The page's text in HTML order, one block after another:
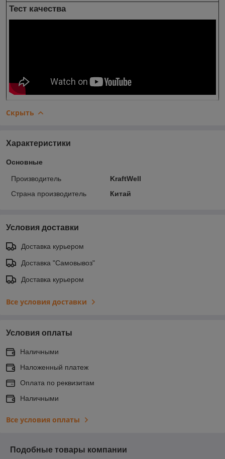
Тест качества
Скрыть
Характеристики
Основные
Производитель
KraftWell
Страна производитель
Китай
Условия доставки
Доставка курьером
Доставка "Самовывоз"
Доставка курьером
Все условия доставки
Условия оплаты
Наличными
Наложенный платеж
Оплата по реквизитам
Наличными
Все условия оплаты
Подобные товары компании